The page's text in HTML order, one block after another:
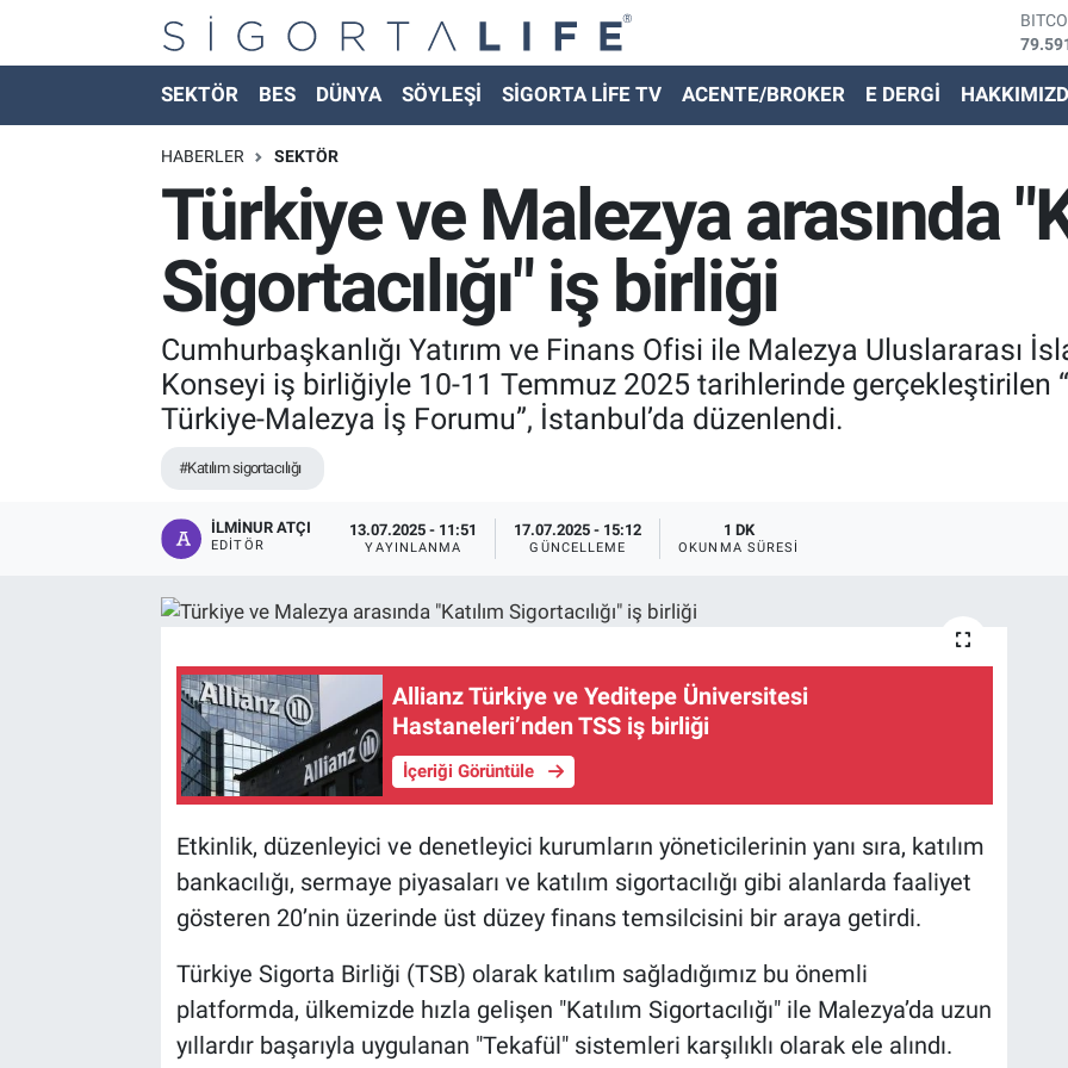
SEKTÖR BES DÜNYA SÖYLEŞİ SİGORTA LİFE TV ACENTE/BROKER E DERGİ
HABERLER SEKTÖR
Türkiye ve Malezya arasında
Sigortacılığı" iş birliği
Cumhurbaşkanlığı Yatırım ve Finans Ofisi ile Malezya Uluslararası
Konseyi iş birliğiyle 10-11 Temmuz 2025 tarihlerinde gerçekleştirilen
Türkiye-Malezya İş Forumu”, İstanbul’da düzenlendi.
#Katılım sigortacılığı
İLMINUR ATÇI
EDITÖR
13.07.2025 - 11:51
YAYINLANMA
17.07.2025 - 15:12
GÜNCELLEME
1 DK
OKUNMA SÜRESI
Allianz Türkiye ve Yeditepe Üniversitesi
Hastaneleri’nden TSS iş birliği
İçeriği Görüntüle
Etkinlik, düzenleyici ve denetleyici kurumların yöneticilerinin yanı sıra, katılım
bankacılığı, sermaye piyasaları ve katılım sigortacılığı gibi alanlarda faaliyet
gösteren 20’nin üzerinde üst düzey finans temsilcisini bir araya getirdi.
Türkiye Sigorta Birliği (TSB) olarak katılım sağladığımız bu önemli
platformda, ülkemizde hızla gelişen "Katılım Sigortacılığı" ile Malezya’da uzun
yıllardır başarıyla uygulanan "Tekafül" sistemleri karşılıklı olarak ele alındı.
Nöbetçi Eczaneler
Hava Durumu
Trafik Durumu
Süper Lig Puan Durumu ve Fikstür
Tüm Manşetler
Son Dakika Haberleri
Haber Arşivi